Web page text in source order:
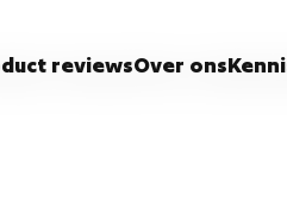
reviewsOver ons